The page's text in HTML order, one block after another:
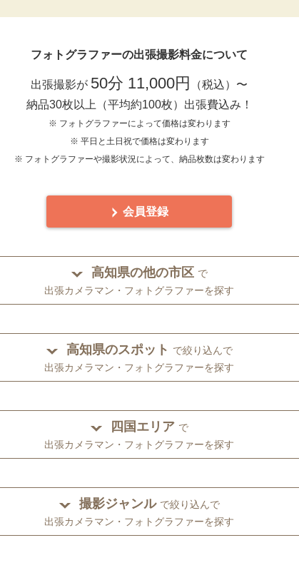
フォトグラファーの出張撮影料金について
出張撮影が 50分 11,000円
（税込）〜
納品30枚以上（平均約100枚）出張費込み！
※ フォトグラファーによって価格は変わります
※ 平日と土日祝で価格は変わります
※ フォトグラファーや撮影状況によって、納品枚数は変わります
会員登録
高知県の他の市区 で
出張カメラマン・フォトグラファーを探す
高知県のスポット で絞り込んで
出張カメラマン・フォトグラファーを探す
四国エリア で
出張カメラマン・フォトグラファーを探す
撮影ジャンル で絞り込んで
出張カメラマン・フォトグラファーを探す